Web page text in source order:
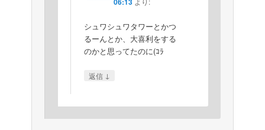
シュワシュワタワーとかつ
るーんとか、大喜利をする
のかと思ってたのに(ｺﾗ
返信 ↓